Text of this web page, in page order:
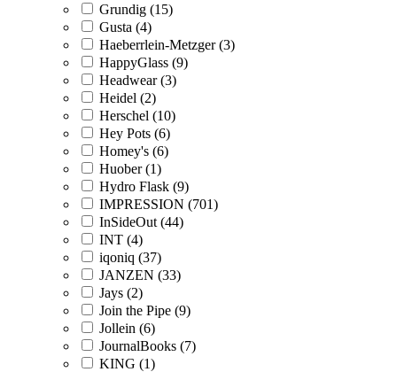
Grundig (15)
Gusta (4)
Haeberrlein-Metzger (3)
HappyGlass (9)
Headwear (3)
Heidel (2)
Herschel (10)
Hey Pots (6)
Homey's (6)
Huober (1)
Hydro Flask (9)
IMPRESSION (701)
InSideOut (44)
INT (4)
iqoniq (37)
JANZEN (33)
Jays (2)
Join the Pipe (9)
Jollein (6)
JournalBooks (7)
KING (1)